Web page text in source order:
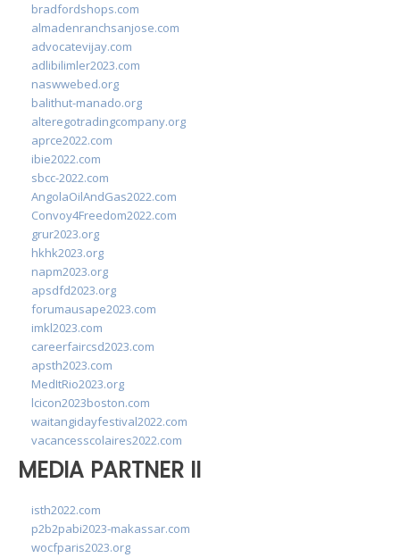
bradfordshops.com
almadenranchsanjose.com
advocatevijay.com
adlibilimler2023.com
naswwebed.org
balithut-manado.org
alteregotradingcompany.org
aprce2022.com
ibie2022.com
sbcc-2022.com
AngolaOilAndGas2022.com
Convoy4Freedom2022.com
grur2023.org
hkhk2023.org
napm2023.org
apsdfd2023.org
forumausape2023.com
imkl2023.com
careerfaircsd2023.com
apsth2023.com
MedItRio2023.org
lcicon2023boston.com
waitangidayfestival2022.com
vacancesscolaires2022.com
MEDIA PARTNER II
isth2022.com
p2b2pabi2023-makassar.com
wocfparis2023.org